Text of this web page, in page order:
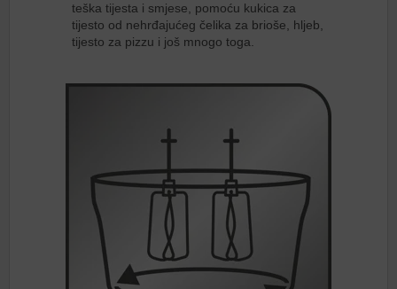
teška tijesta i smjese, pomoću kukica za
tijesto od nehrđajućeg čelika za brioše, hljeb,
tijesto za pizzu i još mnogo toga.